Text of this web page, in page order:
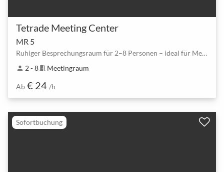
Tetrade Meeting Center
MR 5
Ruhiger Besprechungsraum für 2–8 Personen – ideal für Meetings & Coachings
person 2 - 8meeting_room Meetingraum
Ab € 24 /h
Sofortbuchung